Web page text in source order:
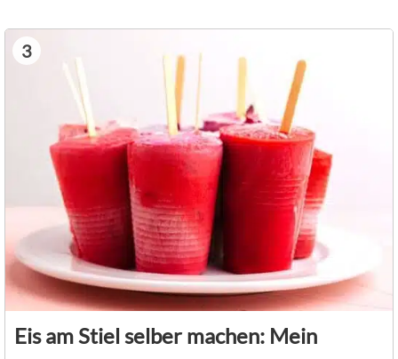
3
Eis am Stiel selber machen: Mein